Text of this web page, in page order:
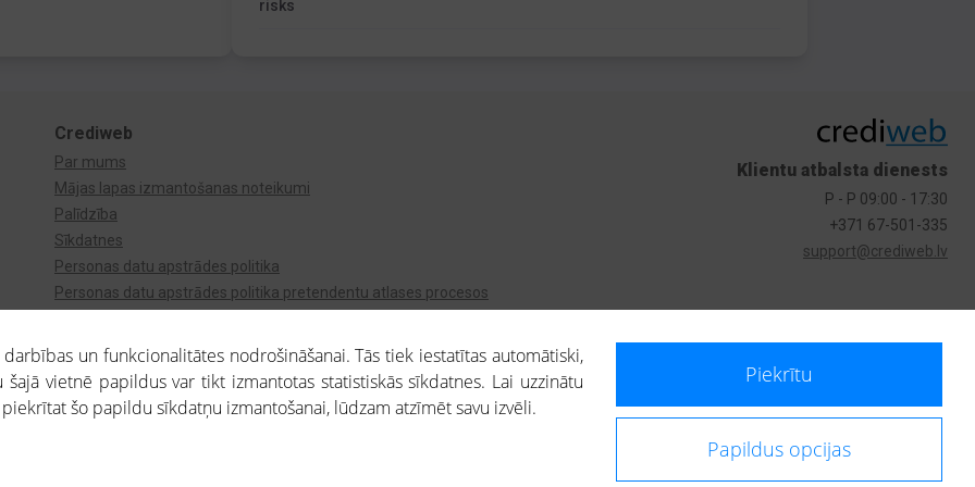
risks
Crediweb
Par mums
Mājas lapas izmantošanas noteikumi
Palīdzība
Sīkdatnes
Personas datu apstrādes politika
Personas datu apstrādes politika pretendentu atlases procesos
Klientu atbalsta dienests
P - P 09:00 - 17:30
+371 67-501-335
support@crediweb.lv
ietvaros saņemtajai informācijai ir uzziņas raksturs, un tai nav juridiska spēka. Portāla lietotājs, izmantojot portālā saņemto informāciju, ir atbildīgs par fizisko
un funkcionalitātes nodrošināšanai. Tās tiek iestatītas automātiski,
vietnē papildus var tikt izmantotas statistiskās sīkdatnes. Lai uzzinātu
piekrītat šo papildu sīkdatņu izmantošanai, lūdzam atzīmēt savu izvēli.
Piekrītu
Papildus opcijas